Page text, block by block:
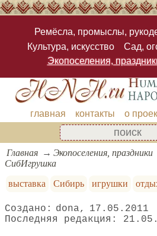
Ремёсла, промыслы,
Культура, искусство
Сад,
Экопоселения,
главная контакты о
Главная Экопоселения, праздники
СибИгрушка
выставка
Сибирь игрушки
dona
17.05.2011